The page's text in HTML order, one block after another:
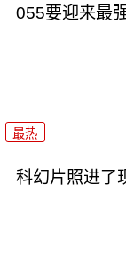
055要迎来最
最热
科幻片照进了